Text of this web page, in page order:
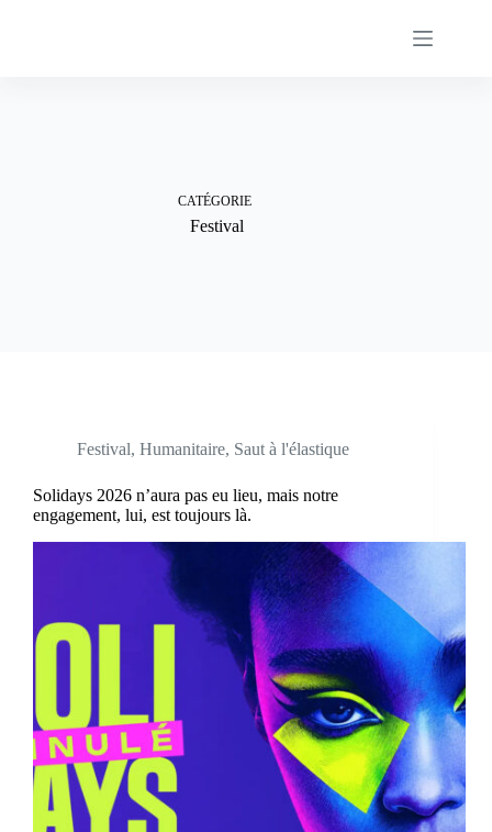
CATÉGORIE
Festival
Festival, Humanitaire, Saut à l'élastique
Solidays 2026 n’aura pas eu lieu, mais notre
engagement, lui, est toujours là.